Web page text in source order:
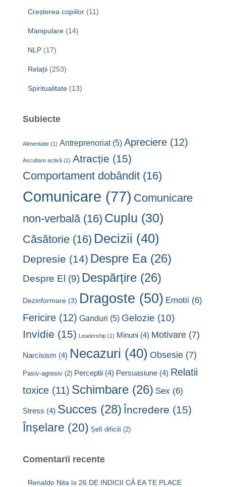
Creșterea copiilor (11)
Manipulare (14)
NLP (17)
Relații (253)
Spiritualitate (13)
Subiecte
Alimentatie (1) Antreprenoriat(5) Apreciere (12)
Ascultare activă (1) Atracție (15)
Comportament dobândit (16)
Comunicare (77) Comunicare
non-verbală (16) Cuplu (30)
Căsătorie (16) Decizii (40)
Depresie (14) Despre Ea(26)
Despre El (9) Despărțire (26)
Dezinformare (3) Dragoste (50) Emotii (6)
Fericire (12) Ganduri (5) Gelozie (10)
Invidie (15) Leadership (1) Minuni (4) Motivare (7)
Narcisism (4) Necazuri (40) Obsesie (7)
Pasiv-agresiv (2) Perceptii (4) Persuasiune (4) Relatii
toxice (11) Schimbare (26) Sex (6)
Stress (4) Succes (28) Încredere (15)
Înșelare (20) Șefi dificili (2)
Comentarii recente
Renaldo Nita la 26 DE INDICII CĂ EA TE PLACE